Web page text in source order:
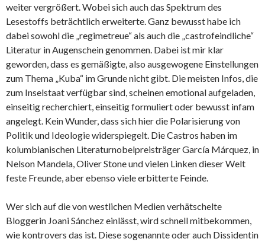
weiter vergrößert. Wobei sich auch das Spektrum des
Lesestoffs beträchtlich erweiterte. Ganz bewusst habe ich
dabei sowohl die „regimetreue“ als auch die „castrofeindliche“
Literatur in Augenschein genommen. Dabei ist mir klar
geworden, dass es gemäßigte, also ausgewogene Einstellungen
zum Thema „Kuba“ im Grunde nicht gibt. Die meisten Infos, die
zum Inselstaat verfügbar sind, scheinen emotional aufgeladen,
einseitig recherchiert, einseitig formuliert oder bewusst infam
angelegt. Kein Wunder, dass sich hier die Polarisierung von
Politik und Ideologie widerspiegelt. Die Castros haben im
kolumbianischen Literaturnobelpreisträger García Márquez, in
Nelson Mandela, Oliver Stone und vielen Linken dieser Welt
feste Freunde, aber ebenso viele erbitterte Feinde.
Wer sich auf die von westlichen Medien verhätschelte
Bloggerin Joani Sánchez einlässt, wird schnell mitbekommen,
wie kontrovers das ist. Diese sogenannte oder auch Dissidentin